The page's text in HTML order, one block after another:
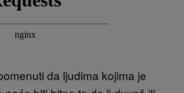
da ljudima kojima je